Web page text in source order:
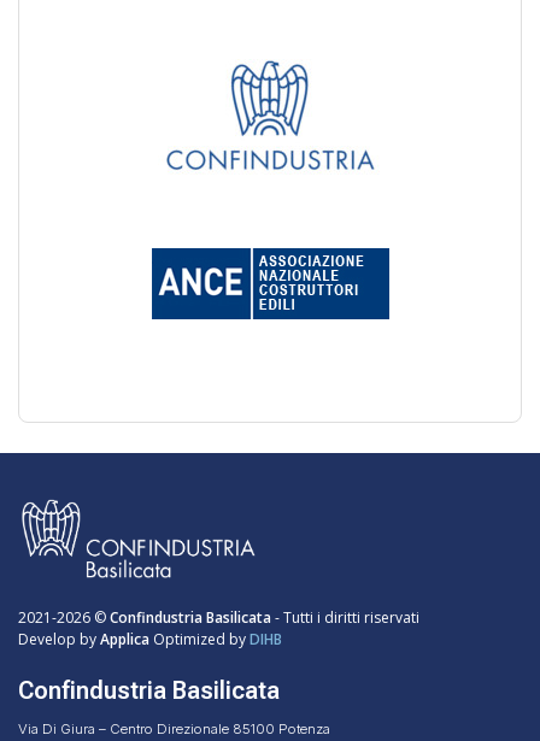
2021-2026 ©Confindustria Basilicata- Tutti i diritti riservati
Develop byApplica Optimized byDIHB
Confindustria Basilicata
Via Di Giura – Centro Direzionale 85100 Potenza